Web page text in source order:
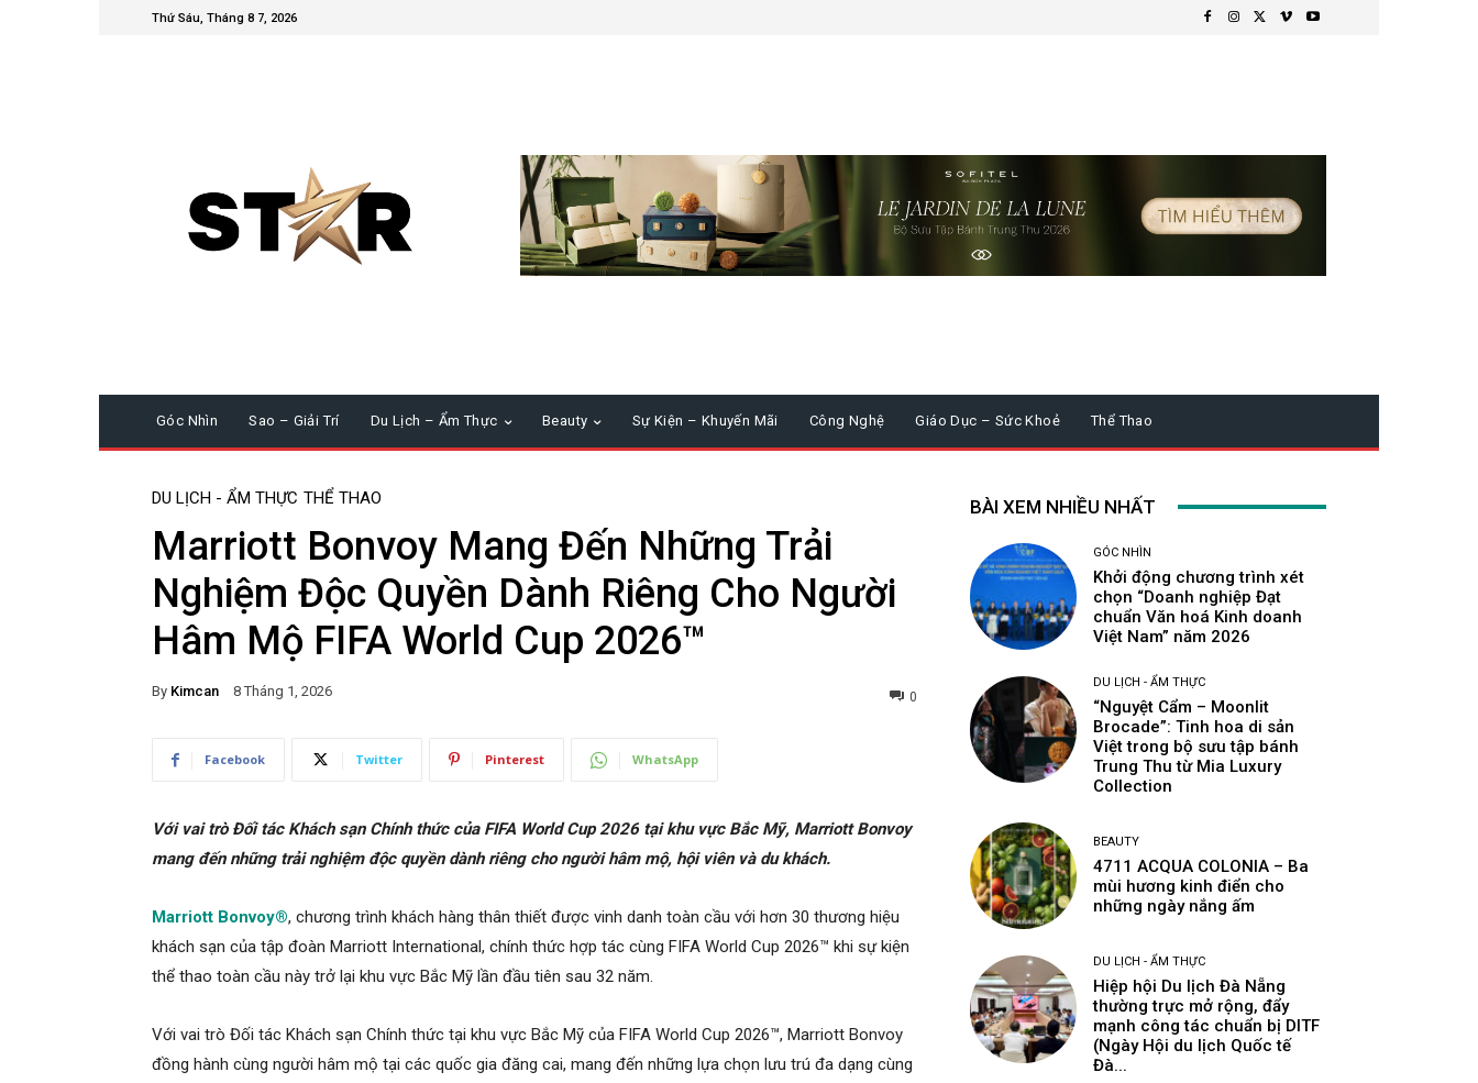
Thứ Sáu, Tháng 8 7, 2026
Góc Nhìn Sao – Giải Trí Du Lịch – Ẩm Thực Beauty Sự Kiện – Khuyến Mãi Công Nghệ Giáo Dục – Sức Khoẻ Thể Thao
DU LỊCH - ẨM THỰC THỂ THAO
Marriott Bonvoy Mang Đến Những Trải
Nghiệm Độc Quyền Dành Riêng Cho Người
Hâm Mộ FIFA World Cup 2026™
By Kimcan 8 Tháng 1, 2026 0
Facebook Twitter Pinterest WhatsApp
Với vai trò Đối tác Khách sạn Chính thức của FIFA World Cup 2026 tại khu vực Bắc Mỹ, Marriott Bonvoy
mang đến những trải nghiệm độc quyền dành riêng cho người hâm mộ, hội viên và du khách.
Marriott Bonvoy®, chương trình khách hàng thân thiết được vinh danh toàn cầu với hơn 30 thương hiệu
khách sạn của tập đoàn Marriott International, chính thức hợp tác cùng FIFA World Cup 2026™ khi sự kiện
thể thao toàn cầu này trở lại khu vực Bắc Mỹ lần đầu tiên sau 32 năm.
Với vai trò Đối tác Khách sạn Chính thức tại khu vực Bắc Mỹ của FIFA World Cup 2026™, Marriott Bonvoy
đồng hành cùng người hâm mộ tại các quốc gia đăng cai, mang đến những lựa chọn lưu trú đa dạng cùng
BÀI XEM NHIỀU NHẤT
GÓC NHÌN
Khởi động chương trình xét
chọn “Doanh nghiệp Đạt
chuẩn Văn hoá Kinh doanh
Việt Nam” năm 2026
DU LỊCH - ẨM THỰC
“Nguyệt Cẩm – Moonlit
Brocade”: Tinh hoa di sản
Việt trong bộ sưu tập bánh
Trung Thu từ Mia Luxury
Collection
BEAUTY
4711 ACQUA COLONIA – Ba
mùi hương kinh điển cho
những ngày nắng ấm
DU LỊCH - ẨM THỰC
Hiệp hội Du lịch Đà Nẵng
thường trực mở rộng, đẩy
mạnh công tác chuẩn bị DITF
(Ngày Hội du lịch Quốc tế
Đà...